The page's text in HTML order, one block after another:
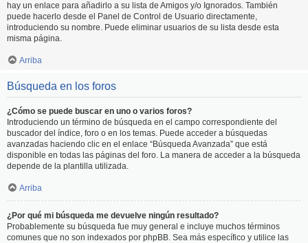
hay un enlace para añadirlo a su lista de Amigos y/o Ignorados. También
puede hacerlo desde el Panel de Control de Usuario directamente,
introduciendo su nombre. Puede eliminar usuarios de su lista desde esta
misma página.
Arriba
Búsqueda en los foros
¿Cómo se puede buscar en uno o varios foros?
Introduciendo un término de búsqueda en el campo correspondiente del
buscador del índice, foro o en los temas. Puede acceder a búsquedas
avanzadas haciendo clic en el enlace “Búsqueda Avanzada” que está
disponible en todas las páginas del foro. La manera de acceder a la búsqueda
depende de la plantilla utilizada.
Arriba
¿Por qué mi búsqueda me devuelve ningún resultado?
Probablemente su búsqueda fue muy general e incluye muchos términos
comunes que no son indexados por phpBB. Sea más específico y utilice las